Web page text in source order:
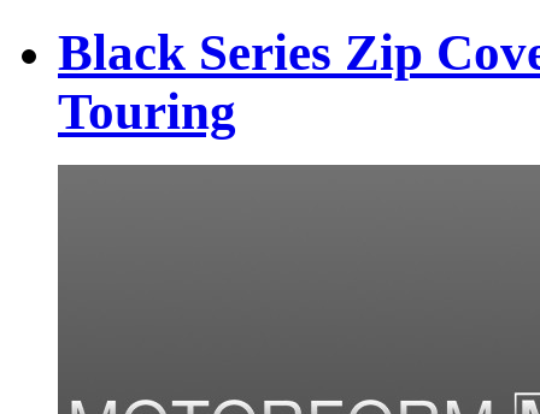
Black Series Zip
Touring